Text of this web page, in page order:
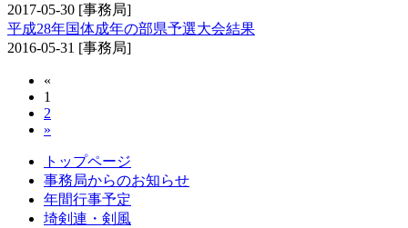
2017-05-30 [事務局]
平成28年国体成年の部県予選大会結果
2016-05-31 [事務局]
«
1
2
»
トップページ
事務局からのお知らせ
年間行事予定
埼剣連・剣風